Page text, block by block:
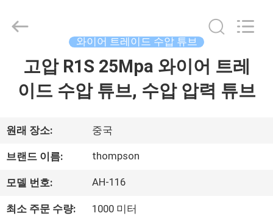
품
회
사
All
Rights
Developed
와이어 트레이드 수압 튜브
고압 R1S 25Mpa 와이어 트레
이드 수압 튜브, 수압 압력 튜브
원래 장소: 중국
브랜드 이름: thompson
모델 번호: AH-116
최소 주문 수량: 1000 미터